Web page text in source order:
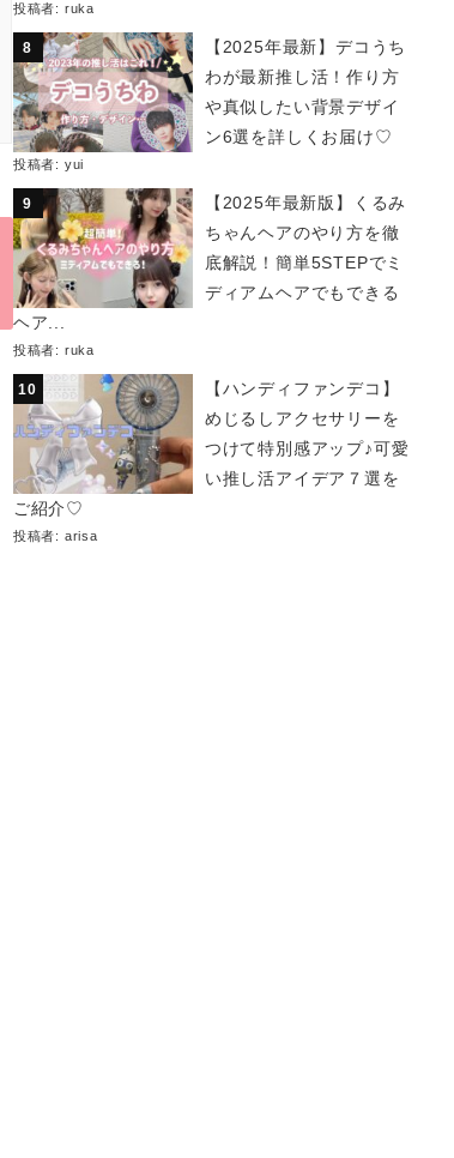
投稿者: ruka
【2025年最新】デコうち
わが最新推し活！作り方
や真似したい背景デザイ
ン6選を詳しくお届け♡
投稿者: yui
【2025年最新版】くるみ
ちゃんヘアのやり方を徹
底解説！簡単5STEPでミ
ディアムヘアでもできる
ヘア...
投稿者: ruka
【ハンディファンデコ】
めじるしアクセサリーを
つけて特別感アップ♪可愛
い推し活アイデア７選を
ご紹介♡
投稿者: arisa